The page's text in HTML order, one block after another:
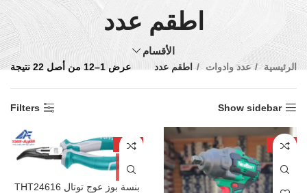
اطقم عدد
الأقسام
الرئيسية عدد وادوات اطقم عدد عرض 1–12 من أصل 22 نتيجة
Show sidebar
Filters
-32%
-20%
بنسة بوز عوج توتال THT24616